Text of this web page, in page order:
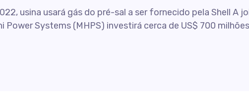
usina usará gás do pré-sal a ser fornecido pela Shell A
Power Systems (MHPS) investirá cerca de US$ 700